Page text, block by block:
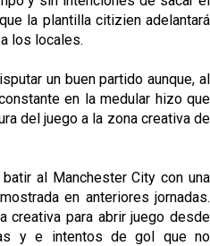
la plantilla citizien adelantará
los locales.
un buen partido aunque, al
en la medular hizo que
del juego a la zona creativa de
al Manchester City con una
en anteriores jornadas.
creativa para abrir juego desde
y e intentos de gol que no